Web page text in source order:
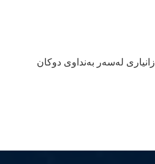
زانیاری لەسەر بەنداوی دوكان